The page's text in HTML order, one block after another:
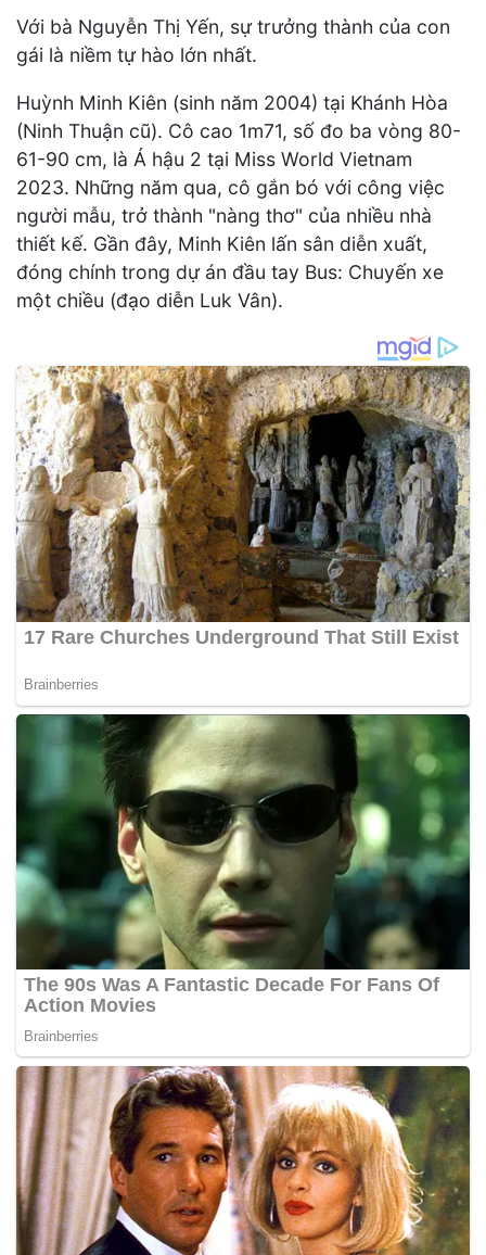
Với bà Nguyễn Thị Yến, sự trưởng thành của con
gái là niềm tự hào lớn nhất.
Huỳnh Minh Kiên (sinh năm 2004) tại Khánh Hòa
(Ninh Thuận cũ). Cô cao 1m71, số đo ba vòng 80-
61-90 cm, là Á hậu 2 tại Miss World Vietnam
2023. Những năm qua, cô gắn bó với công việc
người mẫu, trở thành "nàng thơ" của nhiều nhà
thiết kế. Gần đây, Minh Kiên lấn sân diễn xuất,
đóng chính trong dự án đầu tay Bus: Chuyến xe
một chiều (đạo diễn Luk Vân).